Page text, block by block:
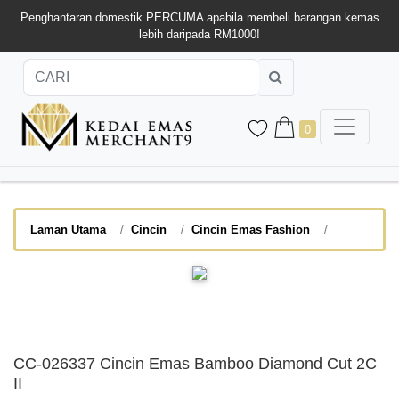
Penghantaran domestik PERCUMA apabila membeli barangan kemas
lebih daripada RM1000!
0
Laman Utama Cincin Cincin Emas Fashion
CC-026337 Cincin Emas Bamboo Diamond Cut 2C
II